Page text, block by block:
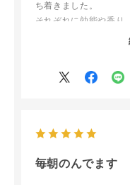
ち着きました。
それぞれに効能や香り
以前より身内や知人
毎朝のんでます